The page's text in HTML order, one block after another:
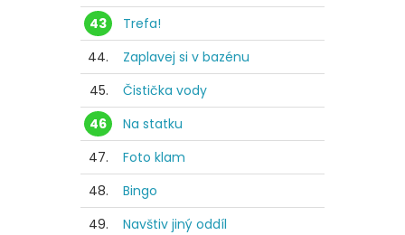
43
Trefa!
44.
Zaplavej si v bazénu
45.
Čistička vody
46
Na statku
47.
Foto klam
48.
Bingo
49.
Navštiv jiný oddíl